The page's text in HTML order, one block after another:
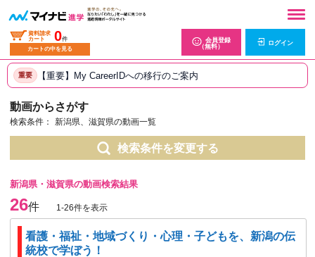
資料請求
カート
0件
カートの中を見る
会員登録
（無料）
ログイン
重要 【重要】My CareerIDへの移行のご案内
動画からさがす
検索条件： 新潟県、滋賀県の動画一覧
検索条件を変更する
新潟県・滋賀県の動画検索結果
26件 1-26件を表示
看護・福祉・地域づくり・心理・子どもを、新潟の伝
統校で学ぼう！